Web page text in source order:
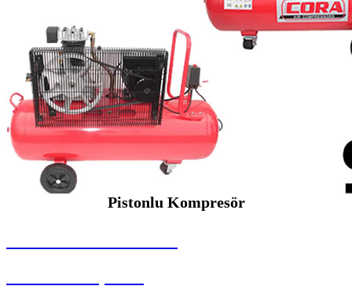
Pistonlu Kompresör